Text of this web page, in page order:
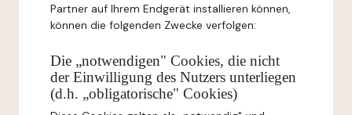
Partner auf Ihrem Endgerät installieren können,
können die folgenden Zwecke verfolgen:
Die „notwendigen" Cookies, die nicht
der Einwilligung des Nutzers unterliegen
(d.h. „obligatorische" Cookies)